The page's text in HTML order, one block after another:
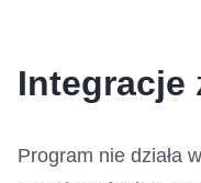
Integracje
Program nie działa